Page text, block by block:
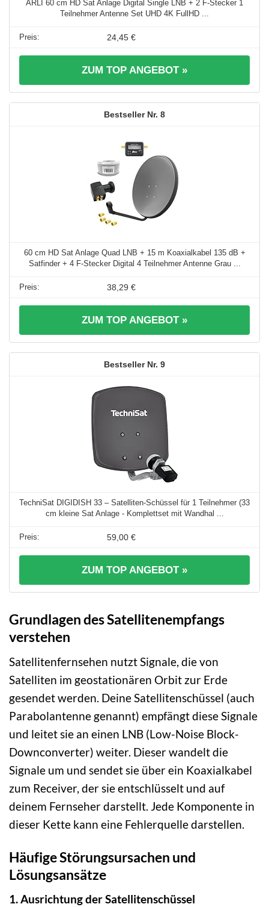
ARLI 60 cm HD Sat Anlage Digital Single LNB + 2 F-Stecker 1
Teilnehmer Antenne Set UHD 4K FullHD ...
24,45 €
ZUM TOP ANGEBOT »
8
60 cm HD Sat Anlage Quad LNB + 15 m Koaxialkabel 135 dB +
Satfinder + 4 F-Stecker Digital 4 Teilnehmer Antenne Grau ...
38,29 €
ZUM TOP ANGEBOT »
9
TechniSat DIGIDISH 33 – Satelliten-Schüssel für 1 Teilnehmer (33
cm kleine Sat Anlage - Komplettset mit Wandhal ...
59,00 €
ZUM TOP ANGEBOT »
Grundlagen des Satellitenempfangs
verstehen
Satellitenfernsehen nutzt Signale, die von
Satelliten im geostationären Orbit zur Erde
gesendet werden. Deine Satellitenschüssel (auch
Parabolantenne genannt) empfängt diese Signale
und leitet sie an einen LNB (Low-Noise Block-
Downconverter) weiter. Dieser wandelt die
Signale um und sendet sie über ein Koaxialkabel
zum Receiver, der sie entschlüsselt und auf
deinem Fernseher darstellt. Jede Komponente in
dieser Kette kann eine Fehlerquelle darstellen.
Häufige Störungsursachen und
Lösungsansätze
1. Ausrichtung der Satellitenschüssel